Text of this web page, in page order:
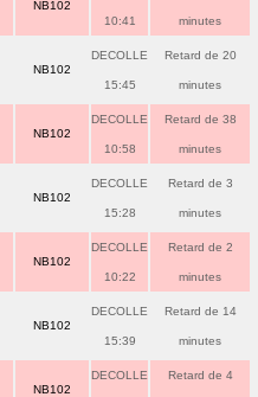
NB102
10:41 minutes
NB102
DECOLLE
15:45
Retard de 20
minutes
NB102
DECOLLE
10:58
Retard de 38
minutes
NB102
DECOLLE
15:28
Retard de 3
minutes
NB102
DECOLLE
10:22
Retard de 2
minutes
NB102
DECOLLE
15:39
Retard de 14
minutes
NB102
DECOLLE Retard de 4